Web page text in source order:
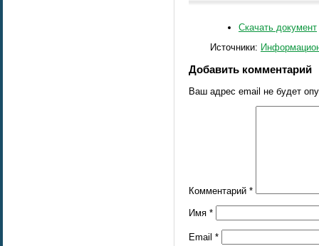
Скачать документ
Источники:
Добавить комментарий
Ваш адрес email не будет
Комментарий *
Имя *
Email *